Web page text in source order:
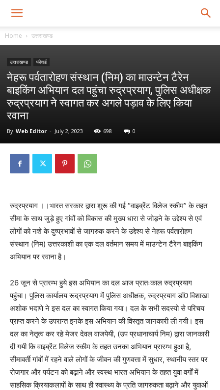
Home उत्तराखण्ड
उत्तराखण्ड फीचर्ड
नेहरू पर्वतारोहण संस्थान (निम) का माउन्टेन टैरेन
बाइकिंग अभियान दल पहुंचा रुद्रप्रयाग, पुलिस अधीक्षक
रुद्रप्रयाग ने स्वागत कर अगले पड़ाव के लिए किया
रवाना
By Web Editor - July 2, 2023 698 0
रुद्रप्रयाग ।।भारत सरकार द्वारा शुरू की गई “वाइब्रेंट विलेज स्कीम” के तहत
सीमा के साथ जुड़े हुए गांवों को विकास की मुख्य धारा से जोड़ने के उद्देश्य से एवं
लोगों को नशे के दुष्प्रभावों से जागरुक करने के उद्देश्य से नेहरू पर्वतारोहण
संस्थान (निम) उत्तरकाशी का एक दल वर्तमान समय में माउन्टेन टैरेन बाइकिंग
अभियान पर रवाना है।
26 जून से प्रारम्भ हुये इस अभियान का दल आज प्रातःकाल रुद्रप्रयाग
पहुंचा। पुलिस कार्यालय रूद्रप्रयाग में पुलिस अधीक्षक, रुद्रप्रयाग डॉ0 विशाखा
अशोक भदाणे ने इस दल का स्वागत किया गया। दल के सभी सदस्यो से परिचय
प्राप्त करने के उपरान्त इनके इस अभियान की विस्तृत जानकारी ली गयी। इस
दल का नेतृत्व कर रहे मेजर देवल वाजपेयी, (उप प्रधानाचार्य निम) द्वारा जानकारी
दी गयी कि वाइब्रेंट विलेज स्कीम के तहत उनका अभियान प्रारम्भ हुआ है,
सीमावर्ती गांवों में रहने वाले लोगों के जीवन की गुणवत्ता में सुधार, स्थानीय स्तर पर
रोजगार और पर्यटन को बढ़ाने और स्वस्थ भारत अभियान के तहत युवा वर्गों में
साहसिक क्रियाकलापों के साथ ही स्वास्थ्य के प्रति जागरुकता बढ़ाने और युवाओं